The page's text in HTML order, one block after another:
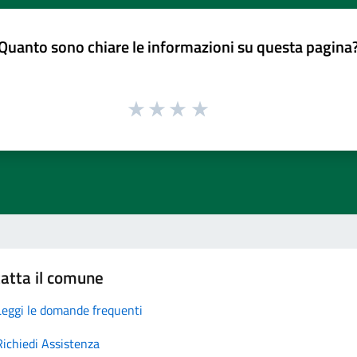
sono chiare le informazioni su questa
il comune
le domande frequenti
Assistenza